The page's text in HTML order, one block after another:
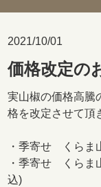
2021/10/01
価格改定の
実山椒の価格高騰
格を改定させて頂
・季寄せ くら
・季寄せ くら
込)